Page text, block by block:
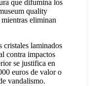
que difumina los
quality
eliminan
cristales laminados
contra impactos
se justifica en
euros de valor o
vandalismo.